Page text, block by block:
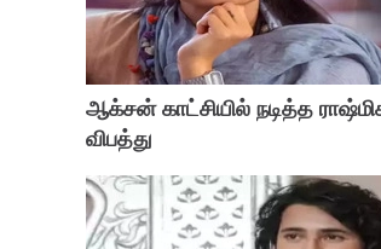
ஆக்சன் காட்சியில் நடித்த
விபத்து